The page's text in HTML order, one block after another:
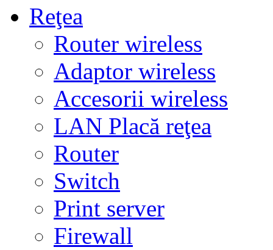
Reţea
Router wireless
Adaptor wireless
Accesorii wireless
LAN Placă reţea
Router
Switch
Print server
Firewall